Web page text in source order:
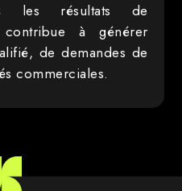
les résultats de
à générer
de demandes de
commerciales.